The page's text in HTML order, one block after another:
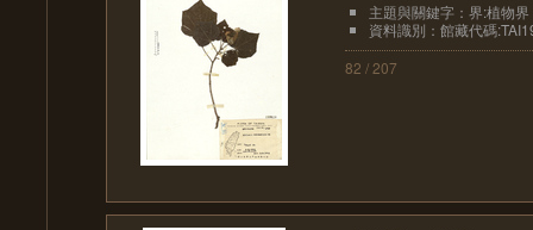
主題與關鍵字：界:植物界
資料識別：館藏代碼
82 / 207